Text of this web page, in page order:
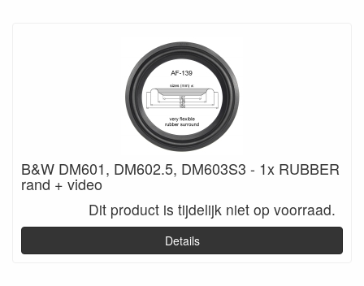
B&W DM601, DM602.5, DM603S3 - 1x RUBBER
rand + video
Dit product is tijdelijk niet op voorraad.
Details